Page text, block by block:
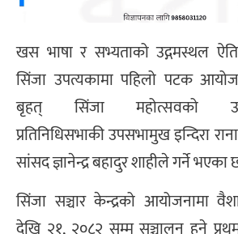
खस भाषा र सभ्यताको उद्गमस्थल
सिंजा उपत्यकामा पहिलो पटक
बृहत् सिंजा महोत्सवको
प्रतिनिधिसभाकी उपसभामुख इन्दिरा
सांसद ज्ञानेन्द्र बहादुर शाहीले गर्ने भएका
सिंजा सञ्चार केन्द्रको आयोजनामा